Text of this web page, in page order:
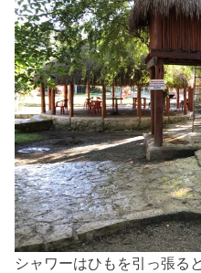
シャワーはひもを引っ張る